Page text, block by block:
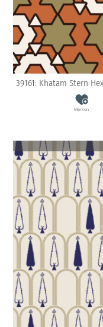
39161: Khatam Stern
Merken